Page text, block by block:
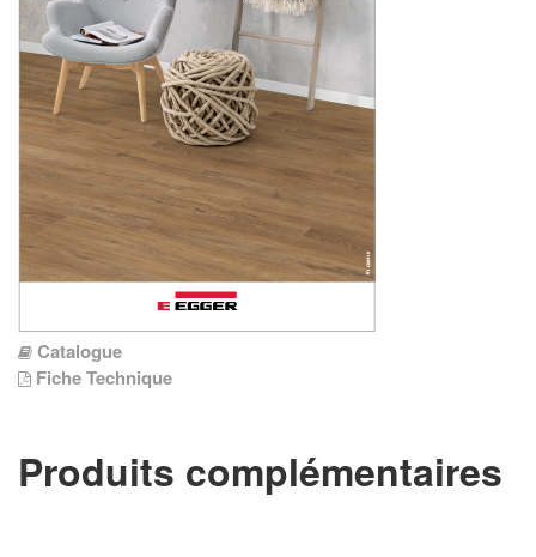
Catalogue
Fiche Technique
Produits complémentaires